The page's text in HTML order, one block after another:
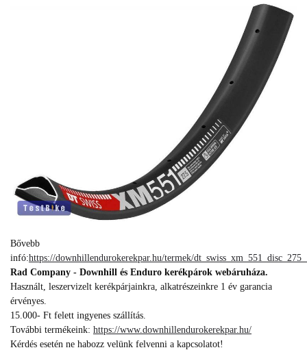
Bővebb
infó:https://downhillendurokerekpar.hu/termek/
Rad Company - Downhill és Enduro kerékpárok webáruháza.
Használt, leszervizelt kerékpárjainkra, alkatrészeinkre 1 év garancia
érvényes.
15.000- Ft felett ingyenes szállítás.
További termékeink: https://www.downhillendurokerekpar.hu/
Kérdés esetén ne habozz velünk felvenni a kapcsolatot!